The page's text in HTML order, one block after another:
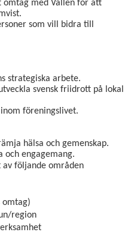
omtag med Vallen för att
som vill bidra till
strategiska arbete.
svensk friidrott på lokal
föreningslivet.
hälsa och gemenskap.
och engagemang.
följande områden
omtag)
region